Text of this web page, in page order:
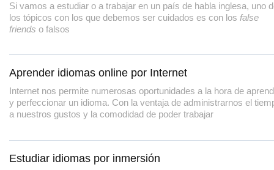
Si vamos a estudiar o a trabajar en un país de habla inglesa, uno
los tópicos con los que debemos ser cuidados es con los false
friends o falsos
Aprender idiomas online por Internet
Internet nos permite numerosas oportunidades a la hora de
y perfeccionar un idioma. Con la ventaja de administrarnos el
a nuestros gustos y la comodidad de poder trabajar
Estudiar idiomas por inmersión